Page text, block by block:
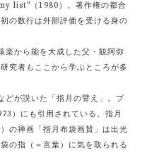
list"（1980）。著作権の都合
の数行は外部評価を受ける身の
楽から能を大成した父・観阿弥
究者もここから学ぶところが多
どが説いた「指月の譬え」。ブ
）にも引用されている。指月
の禅画「指月布袋画賛」は出光
の指（＝言葉）に気を取られる